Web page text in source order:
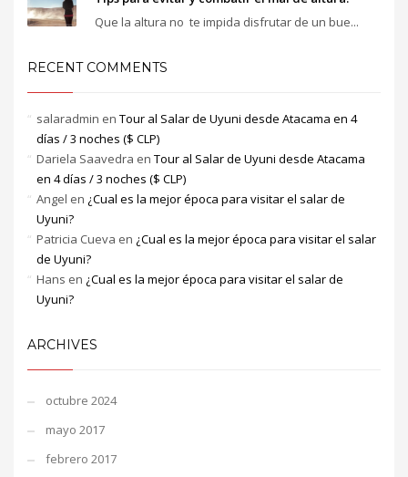
Que la altura no te impida disfrutar de un bue...
RECENT COMMENTS
salaradmin en Tour al Salar de Uyuni desde Atacama en 4
días / 3 noches ($ CLP)
Dariela Saavedra en Tour al Salar de Uyuni desde Atacama
en 4 días / 3 noches ($ CLP)
Angel en ¿Cual es la mejor época para visitar el salar de
Uyuni?
Patricia Cueva en ¿Cual es la mejor época para visitar el salar
de Uyuni?
Hans en ¿Cual es la mejor época para visitar el salar de
Uyuni?
ARCHIVES
octubre 2024
mayo 2017
febrero 2017